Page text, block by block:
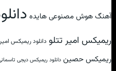
آهنگ هوش مصنوعی هایده
ریمیکس امیر تتلو دانلود ریمیکس
ریمیکس حصین دانلود ریمیکس دیجی